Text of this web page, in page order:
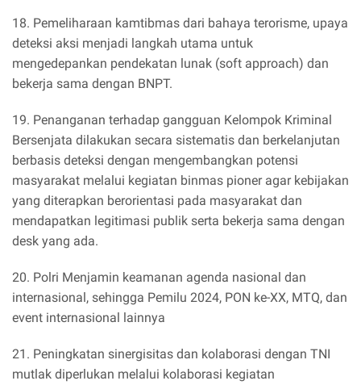
18. Pemeliharaan kamtibmas dari bahaya terorisme, upaya
deteksi aksi menjadi langkah utama untuk
mengedepankan pendekatan lunak (soft approach) dan
bekerja sama dengan BNPT.
19. Penanganan terhadap gangguan Kelompok Kriminal
Bersenjata dilakukan secara sistematis dan berkelanjutan
berbasis deteksi dengan mengembangkan potensi
masyarakat melalui kegiatan binmas pioner agar kebijakan
yang diterapkan berorientasi pada masyarakat dan
mendapatkan legitimasi publik serta bekerja sama dengan
desk yang ada.
20. Polri Menjamin keamanan agenda nasional dan
internasional, sehingga Pemilu 2024, PON ke-XX, MTQ, dan
event internasional lainnya
21. Peningkatan sinergisitas dan kolaborasi dengan TNI
mutlak diperlukan melalui kolaborasi kegiatan